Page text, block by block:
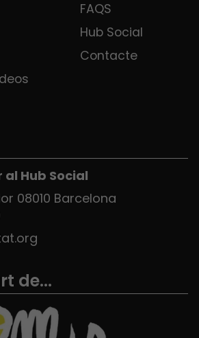
FAQS
Hub Social
Contacte
Hub Social
08010 Barcelona
de...